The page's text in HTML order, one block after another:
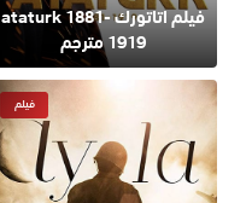
فيلم اتاتورك ataturk 1881-
1919 مترجم
فيلم